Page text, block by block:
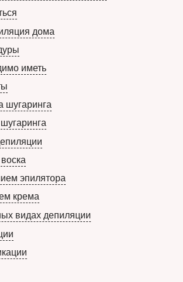
дома
иметь
шугаринга
эпилятора
крема
видах депиляции